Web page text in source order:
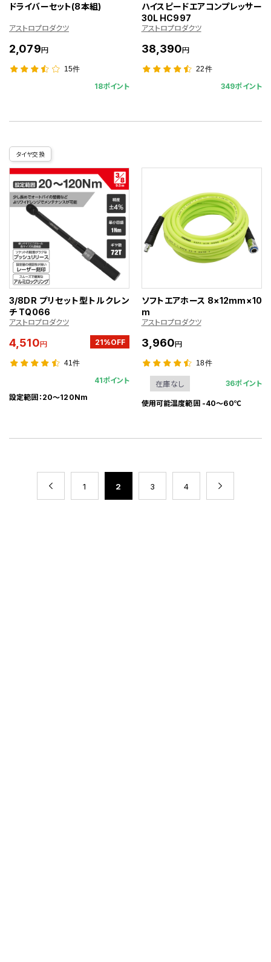
ドライバーセット(8本組)
アストロプロダクツ
2,079円
15件
18ポイント
ハイスピードエアコンプレッサー
30L HC997
アストロプロダクツ
38,390円
22件
349ポイント
タイヤ交換
3/8DR プリセット型トルクレン
チ TQ066
アストロプロダクツ
4,510円 21%OFF
41件
41ポイント
設定範囲：20～120Nm
ソフトエアホース 8×12mm×10
m
アストロプロダクツ
3,960円
18件
在庫なし 36ポイント
使用可能温度範囲 -40～60℃
1 2 3 4